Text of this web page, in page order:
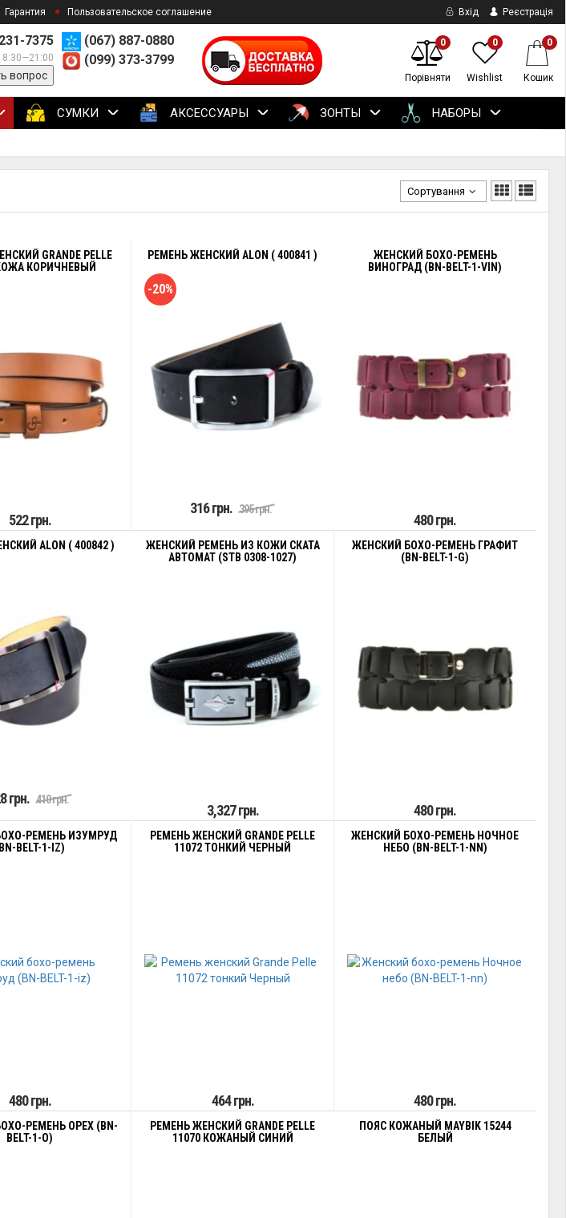
Гарантия Пользовательское соглашение Вхід Реєстрація
7375
вопрос
(067) 887-0880
(099) 373-3799
0
Порівняти
0
Wishlist
0
Кошик
СУМКИ АКСЕССУАРЫ ЗОНТЫ НАБОРЫ
Сортування
GRANDE PELLE
КОРИЧНЕВЫЙ
522 грн.
РЕМЕНЬ ЖЕНСКИЙ ALON ( 400841 )
-20%
316 грн. 395 грн.
ЖЕНСКИЙ БОХО-РЕМЕНЬ
ВИНОГРАД (BN-BELT-1-VIN)
480 грн.
ALON ( 400842 )
грн. 410 грн.
ЖЕНСКИЙ РЕМЕНЬ ИЗ КОЖИ СКАТА
АВТОМАТ (STB 0308-1027)
3,327 грн.
ЖЕНСКИЙ БОХО-РЕМЕНЬ ГРАФИТ
(BN-BELT-1-G)
480 грн.
РЕМЕНЬ ИЗУМРУД
BELT-1-IZ)
480 грн.
РЕМЕНЬ ЖЕНСКИЙ GRANDE PELLE
11072 ТОНКИЙ ЧЕРНЫЙ
464 грн.
ЖЕНСКИЙ БОХО-РЕМЕНЬ НОЧНОЕ
НЕБО (BN-BELT-1-NN)
480 грн.
РЕМЕНЬ ОРЕХ (BN-
BELT-1-O)
РЕМЕНЬ ЖЕНСКИЙ GRANDE PELLE
11070 КОЖАНЫЙ СИНИЙ
ПОЯС КОЖАНЫЙ MAYBIK 15244
БЕЛЫЙ